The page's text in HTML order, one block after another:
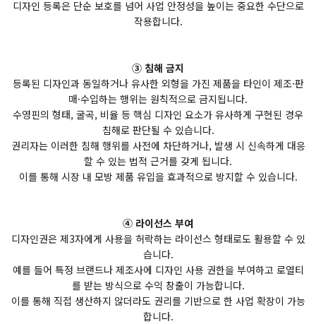
디자인 등록은 단순 보호를 넘어 사업 안정성을 높이는 중요한 수단으로
작용합니다.
③ 침해 금지
등록된 디자인과 동일하거나 유사한 외형을 가진 제품을 타인이 제조·판
매·수입하는 행위는 원칙적으로 금지됩니다.
수영핀의 형태, 굴곡, 비율 등 핵심 디자인 요소가 유사하게 구현된 경우
침해로 판단될 수 있습니다.
권리자는 이러한 침해 행위를 사전에 차단하거나, 발생 시 신속하게 대응
할 수 있는 법적 근거를 갖게 됩니다.
이를 통해 시장 내 모방 제품 유입을 효과적으로 방지할 수 있습니다.
④ 라이선스 부여
디자인권은 제3자에게 사용을 허락하는 라이선스 형태로도 활용할 수 있
습니다.
예를 들어 특정 브랜드나 제조사에 디자인 사용 권한을 부여하고 로열티
를 받는 방식으로 수익 창출이 가능합니다.
이를 통해 직접 생산하지 않더라도 권리를 기반으로 한 사업 확장이 가능
합니다.